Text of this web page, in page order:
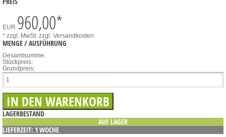
EUR 960,00*
* zzgl. MwSt. zzgl. Versandkosten
MENGE / AUSFÜHRUNG
Gesamtsumme:
Stückpreis:
Grundpreis:
LAGERBESTAND
AUF LAGER
LIEFERZEIT: 1 WOCHE